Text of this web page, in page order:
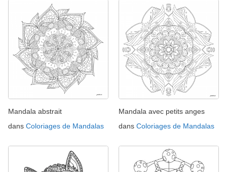
Mandala abstrait
dans Coloriages de Mandalas
Mandala avec petits anges
dans Coloriages de Mandalas